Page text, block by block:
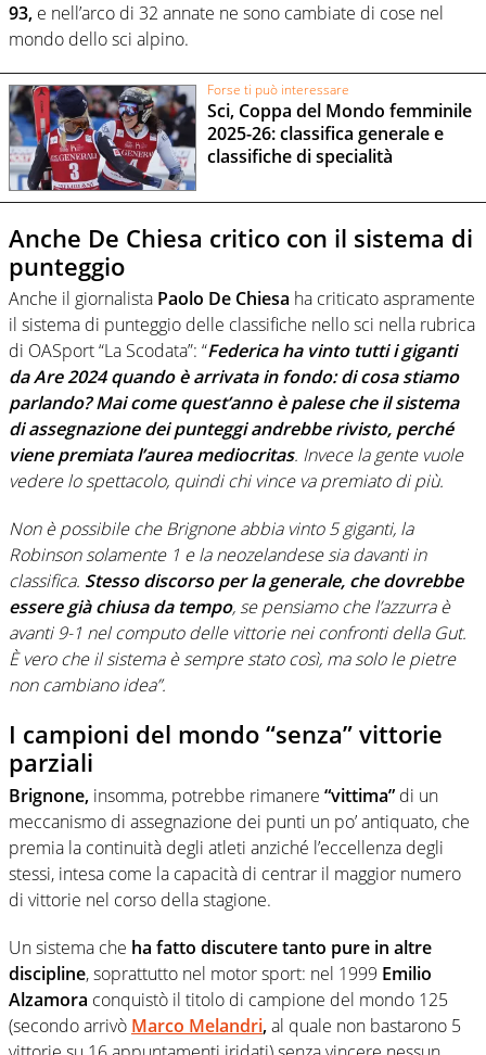
93, e nell’arco di 32 annate ne sono cambiate di cose nel
mondo dello sci alpino.
Forse ti può interessare
Sci, Coppa del Mondo femminile
2025-26: classifica generale e
classifiche di specialità
Anche De Chiesa critico con il sistema di
punteggio
Anche il giornalista Paolo De Chiesa ha criticato aspramente
il sistema di punteggio delle classifiche nello sci nella rubrica
di OASport “La Scodata”: “Federica ha vinto tutti i giganti
da Are 2024 quando è arrivata in fondo: di cosa stiamo
parlando? Mai come quest’anno è palese che il sistema
di assegnazione dei punteggi andrebbe rivisto, perché
viene premiata l’aurea mediocritas. Invece la gente vuole
vedere lo spettacolo, quindi chi vince va premiato di più.
Non è possibile che Brignone abbia vinto 5 giganti, la
Robinson solamente 1 e la neozelandese sia davanti in
classifica. Stesso discorso per la generale, che dovrebbe
essere già chiusa da tempo, se pensiamo che l’azzurra è
avanti 9-1 nel computo delle vittorie nei confronti della Gut.
È vero che il sistema è sempre stato così, ma solo le pietre
non cambiano idea”.
I campioni del mondo “senza” vittorie
parziali
Brignone, insomma, potrebbe rimanere “vittima” di un
meccanismo di assegnazione dei punti un po’ antiquato, che
premia la continuità degli atleti anziché l’eccellenza degli
stessi, intesa come la capacità di centrar il maggior numero
di vittorie nel corso della stagione.
Un sistema che ha fatto discutere tanto pure in altre
discipline, soprattutto nel motor sport: nel 1999 Emilio
Alzamora conquistò il titolo di campione del mondo 125
(secondo arrivò Marco Melandri,al quale non bastarono 5